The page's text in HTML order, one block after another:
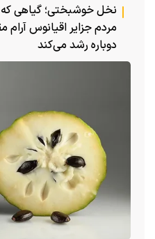
نخل خوشبختی؛ گیاهی
مردم جزایر اقیانوس
دوباره رشد می‌کند